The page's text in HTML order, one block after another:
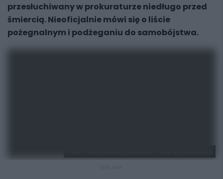
przesłuchiwany w prokuraturze niedługo przed
śmiercią. Nieoficjalnie mówi się o liście
pożegnalnym i podżeganiu do samobójstwa.